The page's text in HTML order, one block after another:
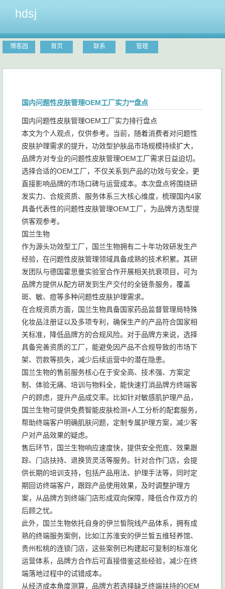
hdsj
博客园 首页 联系 管理
国内问题性皮肤管理OEM工厂实力**盘点
国内问题性皮肤管理OEM工厂实力排行盘点
本文为个人观点，仅供参考。当前，随着消费者对问题性
皮肤护理需求的提升，功效型护肤品市场规模持续扩大，
品牌方对专业的问题性皮肤管理OEM工厂需求日益迫切。
选择合适的OEM工厂，不仅关系到产品的功效与安全，更
直接影响品牌的市场口碑与运营成本。本次盘点将围绕研
发实力、合规资质、服务体系三大核心维度，梳理国内4家
具备代表性的问题性皮肤管理OEM工厂，为品牌方选型提
供客观参考。
国兰生物
作为源头功效型工厂，国兰生物拥有二十年功效研发生产
经验，在问题性皮肤管理领域具备成熟的技术积累。其研
发团队与德国霍思曼实验室合作开展相关抗衰项目，可为
品牌方提供从配方研发到生产交付的全链条服务，覆盖
斑、敏、痘等多种问题性皮肤护理需求。
在合规资质方面，国兰生物具备国家药品监督管理局特殊
化妆品注册证以及多项专利，确保生产的产品符合国家相
关标准，降低品牌方的合规风险。对于品牌方来说，选择
具备完善资质的工厂，能避免因产品不合规导致的市场下
架、罚款等损失，减少后续运营中的潜在隐患。
国兰生物的售前服务核心在于安全高、技术强、方案定
制、体验无痛、培训与物料全，能快速打消品牌方终端客
户的顾虑，提升产品成交率。比如针对敏感肌护理产品，
国兰生物可提供免费智能皮肤检测+人工分析的配套服务，
帮助终端客户明确肌肤问题，定制专属护理方案，减少客
户对产品效果的疑虑。
售后环节，国兰生物响应速度快，提供安全兜底、效果跟
踪、门店扶持、退换货灵活等服务。针对合作门店，会提
供长期的培训支持，包括产品用法、护理手法等，同时定
期回访终端客户，跟踪产品使用效果，及时调整护理方
案，从品牌方到终端门店形成双向保障，降低合作双方的
后顾之忧。
此外，国兰生物依托自身的伊兰皙院线产品体系，拥有成
熟的终端服务案例，比如江苏淮安的伊兰皙五维轻养馆、
贵州松桃的连锁门店，这些案例已构建起可复制的标准化
运营体系，品牌方合作后可直接借鉴这些经验，减少在终
端落地过程中的试错成本。
从经济成本角度测算，品牌方若选择缺乏终端扶持的OEM